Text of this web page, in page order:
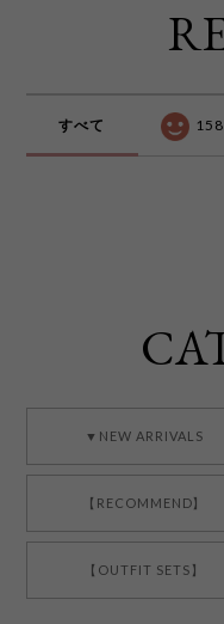
すべて 158
▼NEW ARRIVALS
【RECOMMEND】
【OUTFIT SETS】